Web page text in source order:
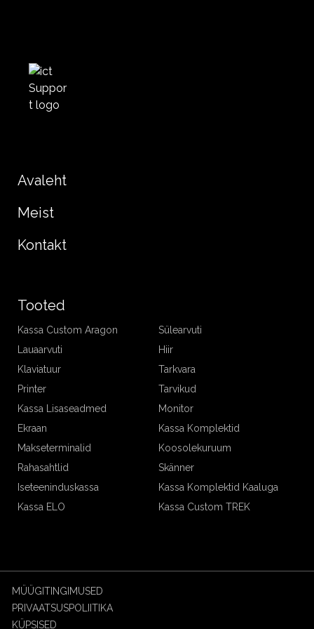
Avaleht
Meist
Kontakt
Tooted
Kassa Custom Aragon
Sülearvuti
Lauaarvuti
Hiir
Klaviatuur
Tarkvara
Printer
Tarvikud
Kassa Lisaseadmed
Monitor
Ekraan
Kassa Komplektid
Makseterminalid
Koosolekuruum
Rahasahtlid
Skänner
Iseteeninduskassa
Kassa Komplektid Kaaluga
Kassa ELO
Kassa Custom TREK
MÜÜGITINGIMUSED
PRIVAATSUSPOLIITIKA
KÜPSISED